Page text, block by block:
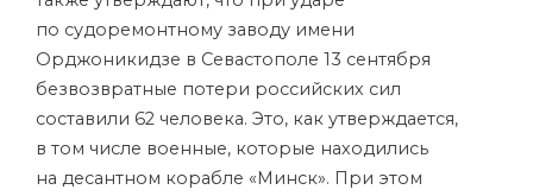
по судоремонтному заводу имени
Орджоникидзе в Севастополе 13 сентября
безвозвратные потери российских сил
составили 62 человека. Это, как утверждается,
в том числе военные, которые находились
на десантном корабле «Минск». При этом